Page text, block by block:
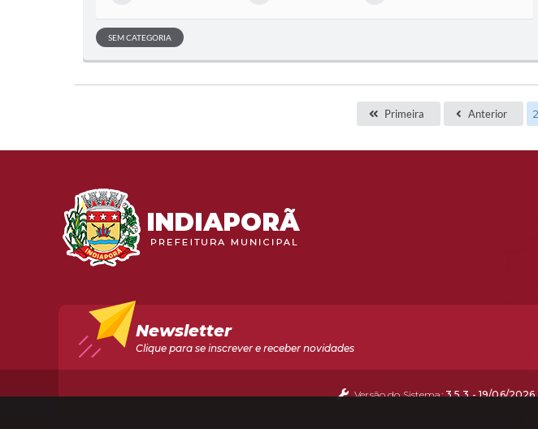
SEM CATEGORIA
Primeira Anterior
Newsletter
Clique para se inscrever e receber novidades
Versão do Sistema:3.5.3 - 19/06/2026